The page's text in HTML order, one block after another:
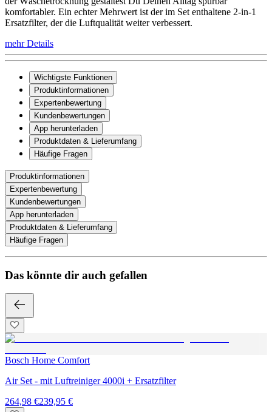
komfortabler. Ein echter Mehrwert ist der im Set enthaltene 2-in-1
Ersatzfilter, der die Luftqualität weiter verbessert.
mehr Details
Wichtigste Funktionen
Produktinformationen
Expertenbewertung
Kundenbewertungen
App herunterladen
Produktdaten & Lieferumfang
Häufige Fragen
Produktinformationen
Expertenbewertung
Kundenbewertungen
App herunterladen
Produktdaten & Lieferumfang
Häufige Fragen
Das könnte dir auch gefallen
Bosch Home Comfort
Air Set - mit Luftreiniger 4000i + Ersatzfilter
264,98 €239,95 €